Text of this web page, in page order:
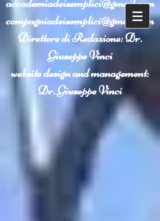
accademiadeisemplici@gmail.com
compagniadeisemplici@gmail.com
Direttore di Redazione: Dr.
Giuseppe Vinci
website design and management:
Dr. Giuseppe Vinci